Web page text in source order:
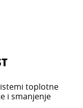
toplotne
i smanjenje